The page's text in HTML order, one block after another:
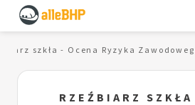
szkła - Ocena Ryzyka
RZEŹBIARZ